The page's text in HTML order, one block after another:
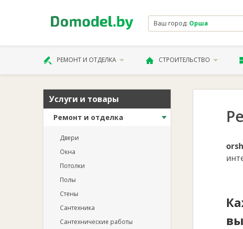
Ваш город: Орша
РЕМОНТ И ОТДЕЛКА СТРОИТЕЛЬСТВО
Услуги и товары
Ремонт и отделка
Двери
Окна
Потолки
Полы
Стены
Сантехника
Сантехнические работы